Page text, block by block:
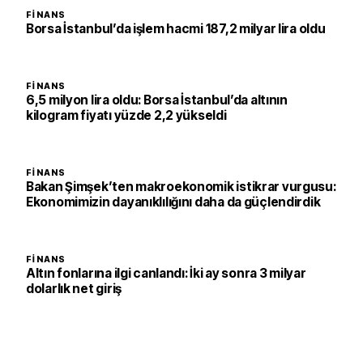
FINANS
Borsa İstanbul’da işlem hacmi 187,2 milyar lira oldu
FINANS
6,5 milyon lira oldu: Borsa İstanbul’da altının
kilogram fiyatı yüzde 2,2 yükseldi
FINANS
Bakan Şimşek’ten makroekonomik istikrar vurgusu:
Ekonomimizin dayanıklılığını daha da güçlendirdik
FINANS
Altın fonlarına ilgi canlandı: İki ay sonra 3 milyar
dolarlık net giriş